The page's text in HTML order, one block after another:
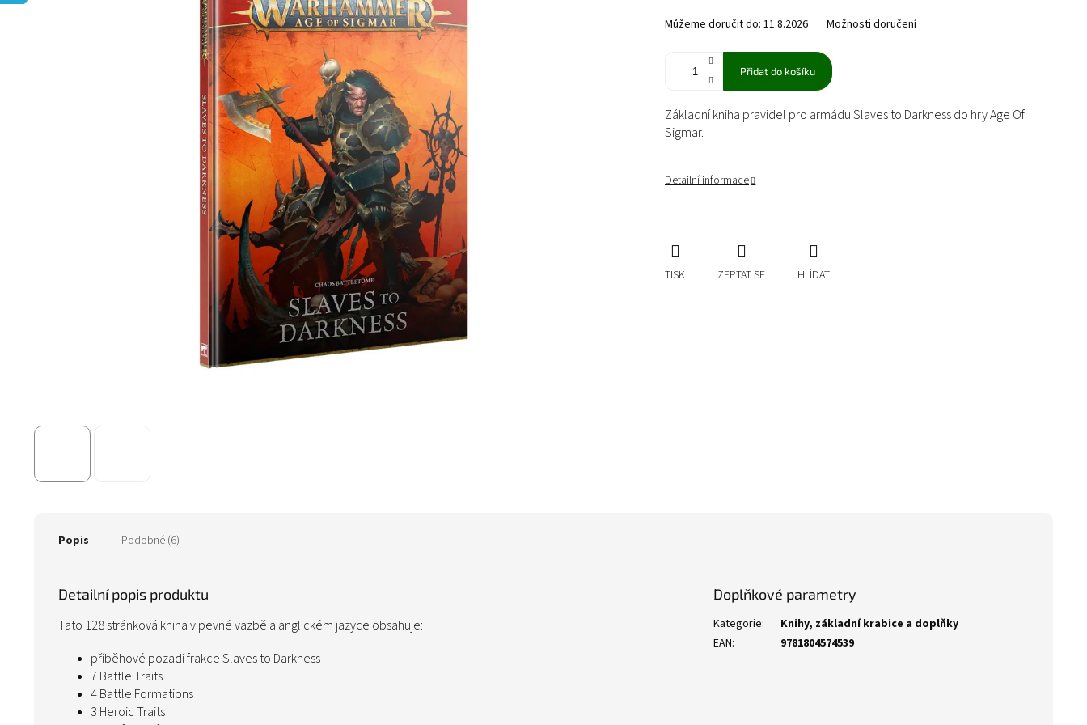
Můžeme doručit do: 11.8.2026 Možnosti doručení
Přidat do košíku
Základní kniha pravidel pro armádu Slaves to Darkness do hry Age Of
Sigmar.
Detailní informace
TISK ZEPTAT SE HLÍDAT
Popis Podobné (6)
Detailní popis produktu
Tato 128 stránková kniha v pevné vazbě a anglickém jazyce obsahuje:
příběhové pozadí frakce Slaves to Darkness
7 Battle Traits
4 Battle Formations
3 Heroic Traits
Doplňkové parametry
Kategorie:
Knihy, základní krabice a doplňky
EAN: 9781804574539